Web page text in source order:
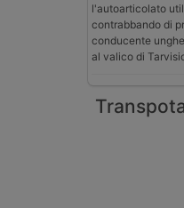
l'autoarticolato
contrabbando di
conducente
al valico di